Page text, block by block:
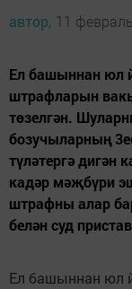
автор, 11
Ел башыннан юл
штрафларын
төзелгән.
бозучыларның
түләтергә дигән
кадәр мәҗбүри
штрафны алар
белән суд
Ел башыннан юл